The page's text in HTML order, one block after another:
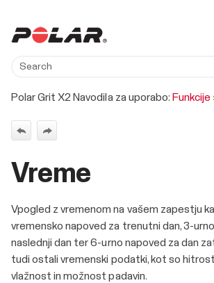
Skip To Main Content
Polar Grit X2 Navodila za uporabo: Funkcije
Vreme
Vpogled z vremenom na vašem zapestju
vremensko napoved za trenutni dan, 3-
naslednji dan ter 6-urno napoved za dan
tudi ostali vremenski podatki, kot so
vlažnost in možnost padavin.